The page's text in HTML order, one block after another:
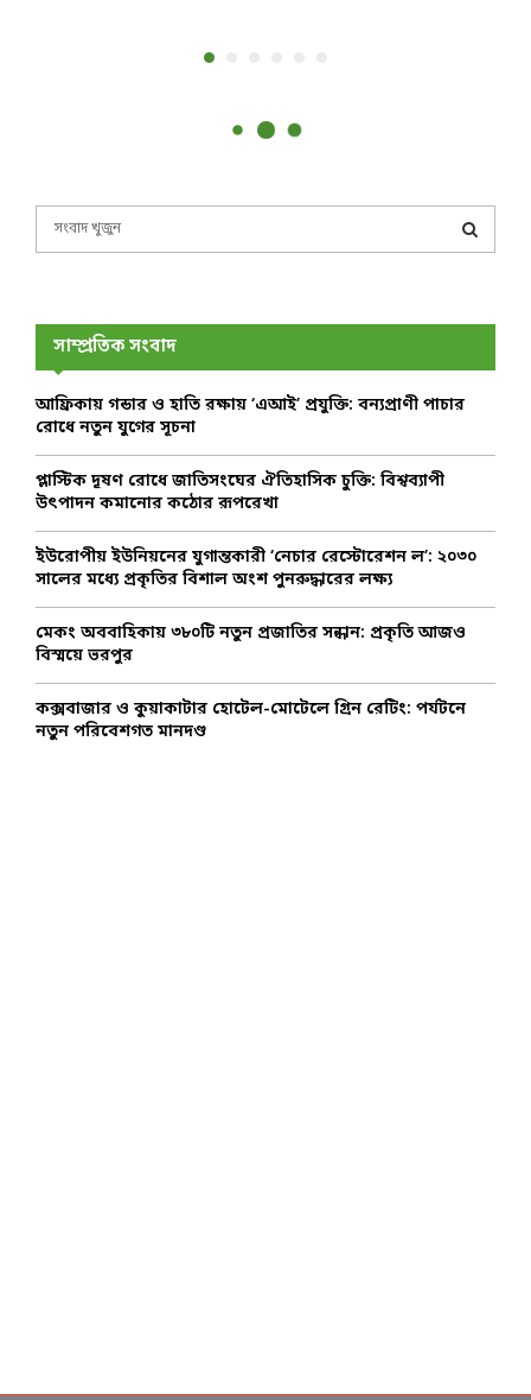
f
r
E
A
সাম্প্রতিক সংবাদ
আফ্রিকায় গন্ডার ও হাতি রক্ষায় ‘এআই’ প্রযুক্তি: বন্যপ্রাণী পাচার
রোধে নতুন যুগের সূচনা
প্লাস্টিক দূষণ রোধে জাতিসংঘের ঐতিহাসিক চুক্তি: বিশ্বব্যাপী
উৎপাদন কমানোর কঠোর রূপরেখা
ইউরোপীয় ইউনিয়নের যুগান্তকারী ‘নেচার রেস্টোরেশন ল’: ২০৩০
সালের মধ্যে প্রকৃতির বিশাল অংশ পুনরুদ্ধারের লক্ষ্য
মেকং অববাহিকায় ৩৮০টি নতুন প্রজাতির সন্ধান: প্রকৃতি আজও
বিস্ময়ে ভরপুর
কক্সবাজার ও কুয়াকাটার হোটেল-মোটেলে গ্রিন রেটিং: পর্যটনে
নতুন পরিবেশগত মানদণ্ড